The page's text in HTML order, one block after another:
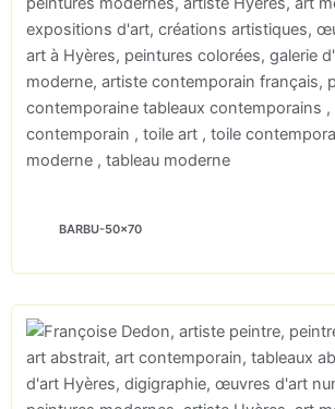
BARBU-50×70